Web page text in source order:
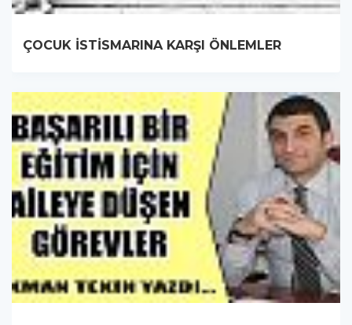
ÇOCUK İSTİSMARINA KARŞI ÖNLEMLER